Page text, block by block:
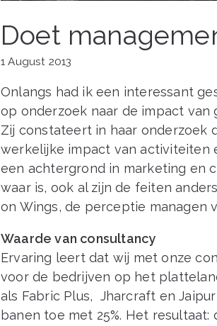
Doet
1 August 2013
Onlangs had ik een interessant
op onderzoek naar de impact van
Zij constateert in haar onderzoek
werkelijke impact van activiteiten
een achtergrond in marketing en
waar is, ook al zijn de feiten
on Wings, de perceptie managen
Waarde van consultancy
Ervaring leert dat wij met onze
voor de bedrijven op het
als Fabric Plus, Jharcraft en
banen toe met 25%. Het